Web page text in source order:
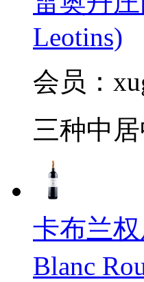
Leotins)
会员：
三种中居
卡布兰权
Blanc